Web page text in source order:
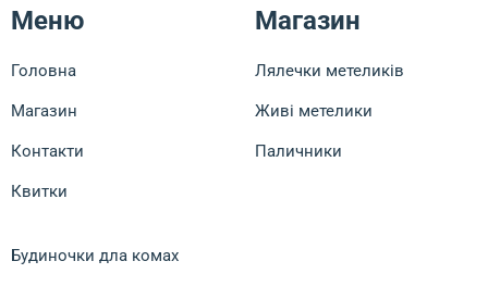
Меню
Головна
Магазин
Контакти
Квитки
Магазин
Лялечки метеликів
Живі метелики
Паличники
Будиночки дла комах